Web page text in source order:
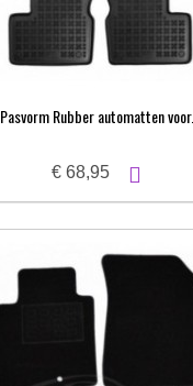
Pasvorm Rubber automatten voor...
€ 68,95